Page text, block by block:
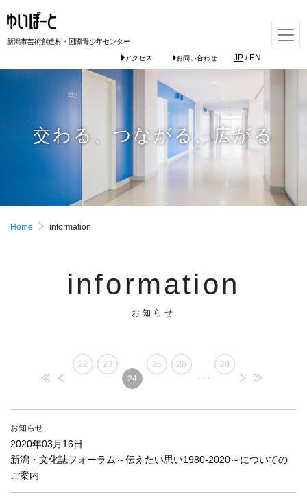
交わる、つながる、広がる
新潟市芸術創造村・国際青少年センター
アクセス お問い合わせ JP/ EN
Home information
information
お知らせ
22
23
24
25 26
･･･
29
お知らせ
2020年03月16日
新潟・文化誌フォーラム～伝えたい思い1980-2020～についての
ご案内